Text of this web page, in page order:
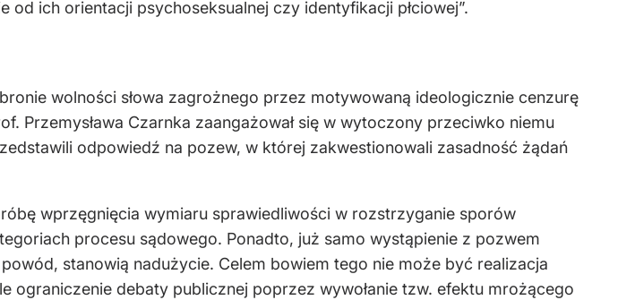
ich orientacji psychoseksualnej czy identyfikacji płciowej”.
wolności słowa zagrożnego przez motywowaną ideologicznie cenzurę
Przemysława Czarnka zaangażował się w wytoczony przeciwko niemu
odpowiedź na pozew, w której zakwestionowali zasadność żądań
wprzęgnięcia wymiaru sprawiedliwości w rozstrzyganie sporów
procesu sądowego. Ponadto, już samo wystąpienie z pozwem
stanowią nadużycie. Celem bowiem tego nie może być realizacja
ograniczenie debaty publicznej poprzez wywołanie tzw. efektu mrożącego